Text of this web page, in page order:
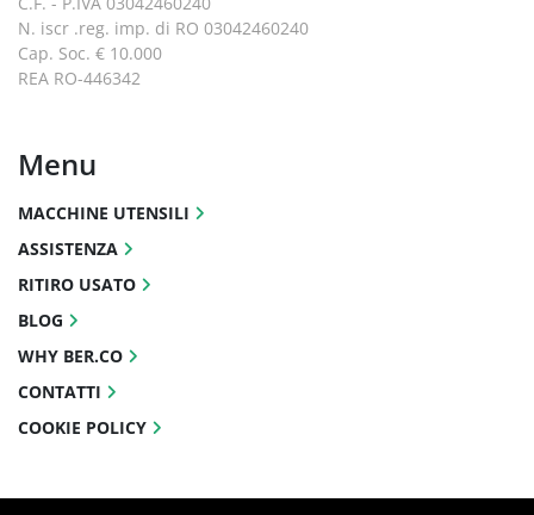
N. iscr .reg. imp. di RO 03042460240
Cap. Soc. € 10.000
REA RO-446342
Menu
MACCHINE UTENSILI
ASSISTENZA
RITIRO USATO
BLOG
WHY BER.CO
CONTATTI
COOKIE POLICY